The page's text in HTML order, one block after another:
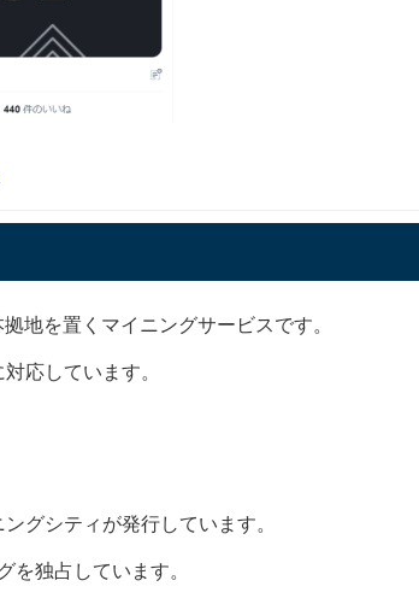
してみると、たしかにBinance Poolの文字を確
地を置くマイニングサービスです。
応しています。
グシティが発行しています。
を独占しています。